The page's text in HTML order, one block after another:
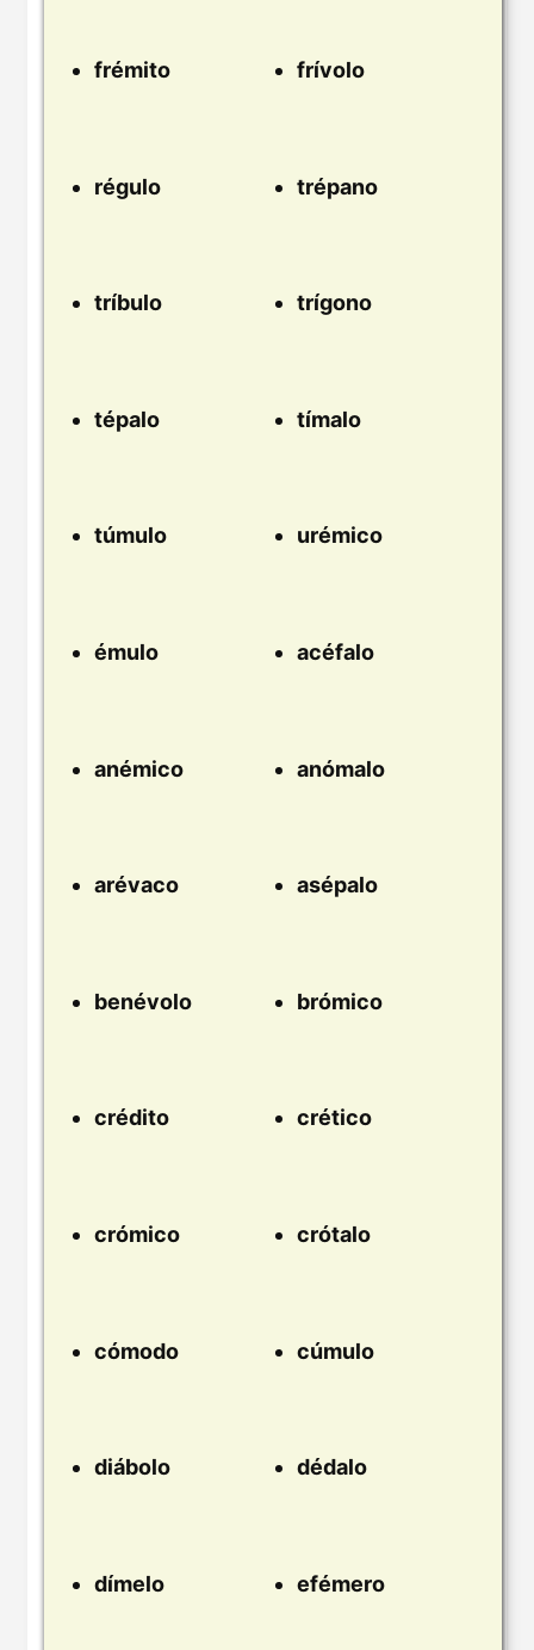
frémito frívolo
régulo trépano
tríbulo trígono
tépalo tímalo
túmulo urémico
émulo acéfalo
anémico anómalo
arévaco asépalo
benévolo brómico
crédito crético
crómico crótalo
cómodo cúmulo
diábolo dédalo
dímelo efémero